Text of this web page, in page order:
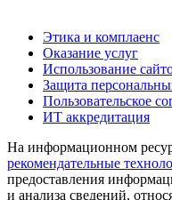
Этика и комплаенс
Оказание услуг
Использование
Защита
Пользовательское
ИТ аккредитация
На информационном
рекомендательные
предоставления
и анализа сведений,